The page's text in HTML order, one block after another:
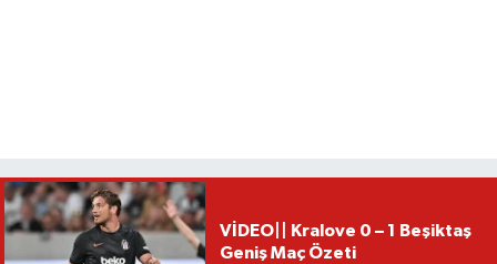
VİDEO|| Kralove 0 – 1 Beşiktaş
Geniş Maç Özeti